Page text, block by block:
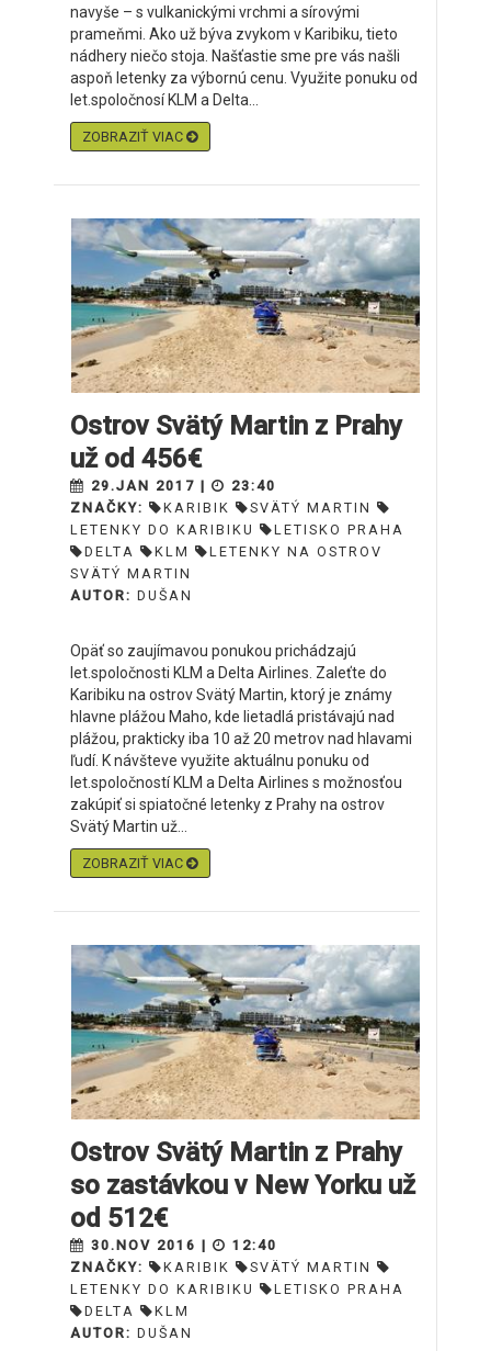
navyše – s vulkanickými vrchmi a sírovými
prameňmi. Ako už býva zvykom v Karibiku, tieto
nádhery niečo stoja. Našťastie sme pre vás našli
aspoň letenky za výbornú cenu. Využite ponuku od
let.spoločnosí KLM a Delta...
ZOBRAZIŤ VIAC
Ostrov Svätý Martin z Prahy
už od 456€
29.JAN 2017 |
23:40
ZNAČKY:
KARIBIK
SVÄTÝ MARTIN
LETENKY DO KARIBIKU
LETISKO PRAHA
DELTA
KLM
LETENKY NA OSTROV
SVÄTÝ MARTIN
AUTOR: DUŠAN
Opäť so zaujímavou ponukou prichádzajú
let.spoločnosti KLM a Delta Airlines. Zaleťte do
Karibiku na ostrov Svätý Martin, ktorý je známy
hlavne plážou Maho, kde lietadlá pristávajú nad
plážou, prakticky iba 10 až 20 metrov nad hlavami
ľudí. K návšteve využite aktuálnu ponuku od
let.spoločností KLM a Delta Airlines s možnosťou
zakúpiť si spiatočné letenky z Prahy na ostrov
Svätý Martin už...
ZOBRAZIŤ VIAC
Ostrov Svätý Martin z Prahy
so zastávkou v New Yorku už
od 512€
30.NOV 2016 |
12:40
ZNAČKY:
KARIBIK
SVÄTÝ MARTIN
LETENKY DO KARIBIKU
LETISKO PRAHA
DELTA
KLM
AUTOR: DUŠAN